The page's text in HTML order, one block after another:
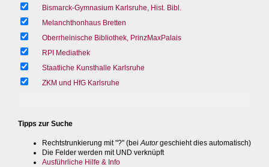
Bismarck-Gymnasium Karlsruhe, Hist. Bibl.
Melanchthonhaus Bretten
Oberrheinische Bibliothek, PrinzMaxPalais
RPI Mediathek
Staatliche Kunsthalle Karlsruhe
ZKM und HfG Karlsruhe
Tipps zur Suche
Rechtstrunkierung mit "?" (bei Autorgeschieht dies automatisch)
Die Felder werden mit UND verknüpft
Ausführliche Hilfe & Info